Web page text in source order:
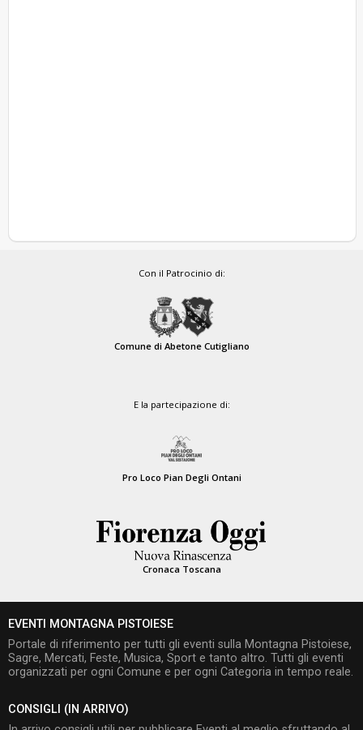
Con il Patrocinio di:
Comune di Abetone Cutigliano
E la partecipazione di:
Pro Loco Pian Degli Ontani
Cronaca Toscana
EVENTI MONTAGNA PISTOIESE
Portale di riferimento per tutti gli eventi sulla Montagna Pistoiese,
Sagre, Mercati, Feste, Musica, Sport e tanto altro. Tutti gli eventi
organizzati per ogni Comune e per ogni Categoria in tempo reale.
CONSIGLI (IN ARRIVO)